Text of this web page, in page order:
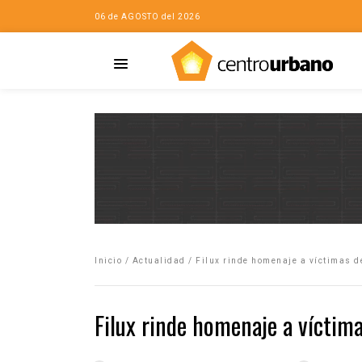
06 de AGOSTO del 2026
Inicio / Actualidad / Filux rinde homenaje a víctimas
Filux rinde homenaje a